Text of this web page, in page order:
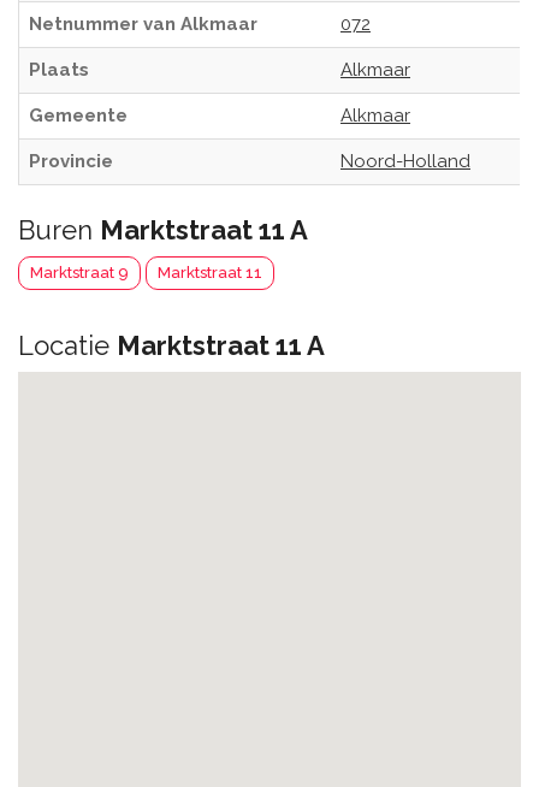
Netnummer van Alkmaar 072
Plaats Alkmaar
Gemeente Alkmaar
Provincie Noord-Holland
Buren Marktstraat 11 A
Marktstraat 9 Marktstraat 11
Locatie Marktstraat 11 A